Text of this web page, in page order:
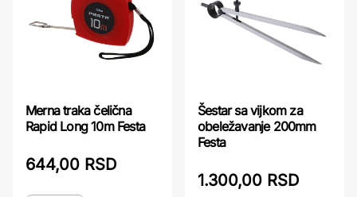
Merna traka čelična
Rapid Long 10m Festa
644,00 RSD
Šestar sa vijkom za
obeležavanje 200mm
Festa
1.300,00 RSD